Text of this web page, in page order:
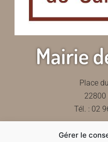
Gérer le
Mairie
Place
22800
Tél. : 02
Contactez-nous